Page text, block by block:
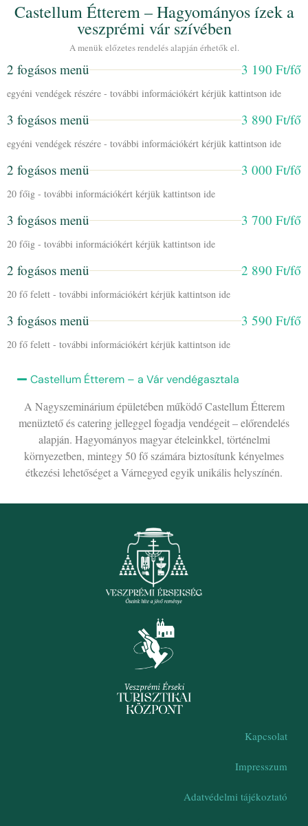
Castellum Étterem – Hagyományos ízek a
veszprémi vár szívében
A menük előzetes rendelés alapján érhetők el.
2 fogásos menü 3 190 Ft/fő
egyéni vendégek részére - további információkért kérjük kattintson ide
3 fogásos menü 3 890 Ft/fő
egyéni vendégek részére - további információkért kérjük kattintson ide
2 fogásos menü 3 000 Ft/fő
20 főig - további információkért kérjük kattintson ide
3 fogásos menü 3 700 Ft/fő
20 főig - további információkért kérjük kattintson ide
2 fogásos menü 2 890 Ft/fő
20 fő felett - további információkért kérjük kattintson ide
3 fogásos menü 3 590 Ft/fő
20 fő felett - további információkért kérjük kattintson ide
Castellum Étterem – a Vár vendégasztala
A Nagyszeminárium épületében működő Castellum Étterem
menüztető és catering jelleggel fogadja vendégeit – előrendelés
alapján. Hagyományos magyar ételeinkkel, történelmi
környezetben, mintegy 50 fő számára biztosítunk kényelmes
étkezési lehetőséget a Várnegyed egyik unikális helyszínén.
Kapcsolat
Impresszum
Adatvédelmi tájékoztató